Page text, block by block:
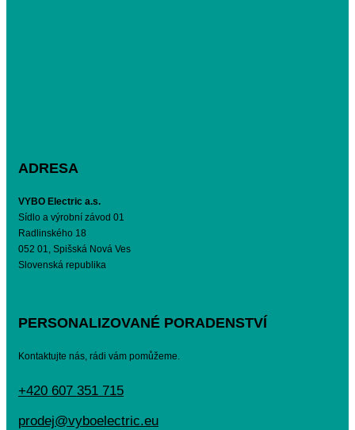
ADRESA
VYBO Electric a.s.
Sídlo a výrobní závod 01
Radlinského 18
052 01, Spišská Nová Ves
Slovenská republika
PERSONALIZOVANÉ PORADENSTVÍ
Kontaktujte nás, rádi vám pomůžeme.
+420 607 351 715
prodej@vyboelectric.eu